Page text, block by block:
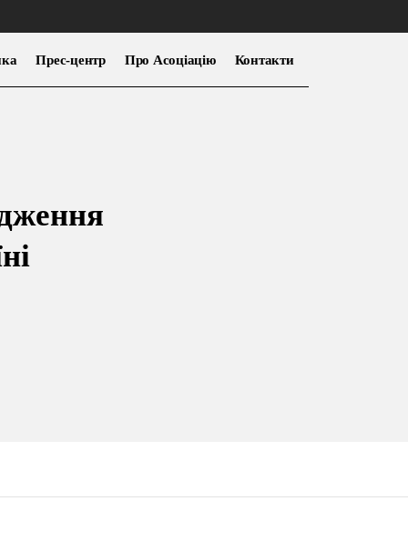
Прес-центр Про Асоціацію Контакти